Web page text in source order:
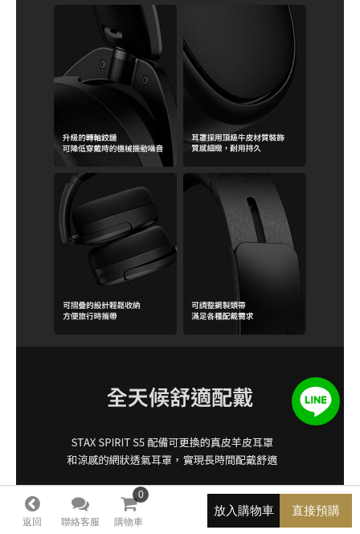
返回 聯絡客服
0
購物車
直接預購
放入購物車
0